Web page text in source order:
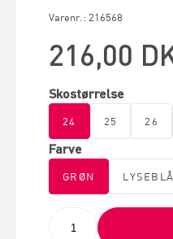
Varenr.: 216568
216,00
Skostørrelse
24 25 26
Farve
GRØN